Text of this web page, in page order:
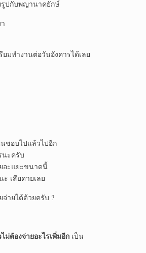
รูปกับพญานาคยักษ์
มทำงานต่อวันอังคารได้เลย
นชอบไปแล้วไปอีก
นะครับ
อะแยะขนาดนี้
เสียดายเลย
จ่ายได้ด้วยครับ ?
ม่ต้องจ่ายอะไรเพิ่มอีกเป็น